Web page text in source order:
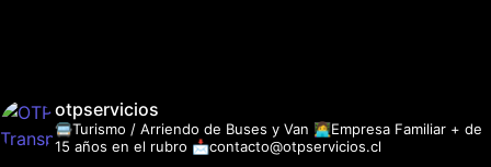
otpservicios
🚍Turismo / Arriendo de Buses y Van 👩‍💻Empresa Familiar + de
15 años en el rubro 📩contacto@otpservicios.cl